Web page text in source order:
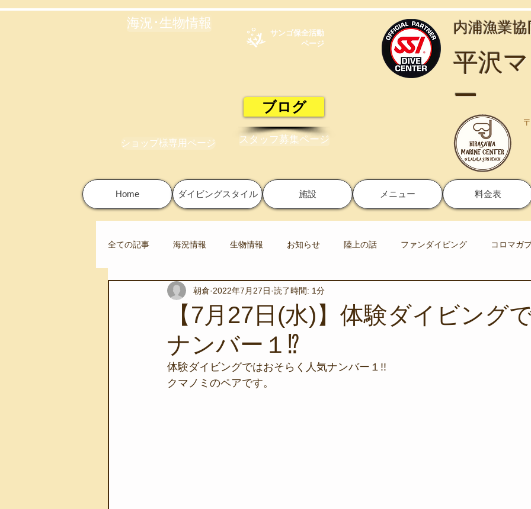
海況･生物情報
サンゴ保全活動​
ページ
ブログ
ショップ様専用ページ スタッフ募集ページ
内浦漁業
平沢
ー
Home ダイビングスタイル 施設 メニュー 料金表
全ての記事 海況情報 生物情報 お知らせ 陸上の話 ファンダイビング コロマガ
スノーケリングツアー 自然環境保全 ワカメの養殖
伊豆半島ジオパーク サンゴの保全活動
自然体験学習 バーベキュー
【7月27日(水)】体験ダイビング
ナンバー１⁉
朝倉 2022年7月27日 読了時間: 1分
体験ダイビングではおそらく人気ナンバー１!!
クマノミのペアです。